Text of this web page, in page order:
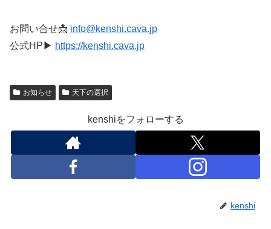
お問い合せ📩 info@kenshi.cava.jp
公式HP▶ https://kenshi.cava.jp
お知らせ 天下の選択
kenshiをフォローする
kenshi